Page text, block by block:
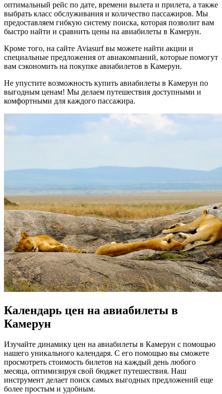
оптимальный рейс по дате, времени вылета и прилета, а также
выбрать класс обслуживания и количество пассажиров. Мы
предоставляем гибкую систему поиска, которая позволит вам
быстро найти и сравнить цены на авиабилеты в Камерун.
Кроме того, на сайте Aviasurf вы можете найти акции и
специальные предложения от авиакомпаний, которые помогут
вам сэкономить на покупке авиабилетов в Камерун.
Не упустите возможность купить авиабилеты в Камерун по
выгодным ценам! Мы делаем путешествия доступными и
комфортными для каждого пассажира.
Календарь цен на авиабилеты в
Камерун
Изучайте динамику цен на авиабилеты в Камерун с помощью
нашего уникального календаря. С его помощью вы сможете
просмотреть стоимость билетов на каждый день любого
месяца, оптимизируя свой бюджет путешествия. Наш
инструмент делает поиск самых выгодных предложений еще
более простым и удобным.